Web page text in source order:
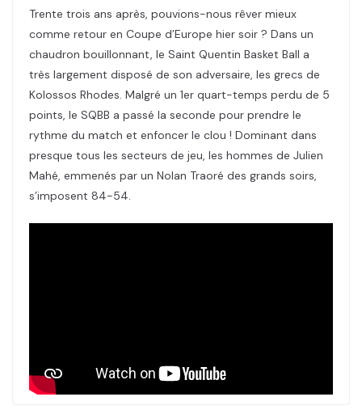
Trente trois ans après, pouvions-nous rêver mieux
comme retour en Coupe d’Europe hier soir ? Dans un
chaudron bouillonnant, le Saint Quentin Basket Ball a
très largement disposé de son adversaire, les grecs de
Kolossos Rhodes. Malgré un 1er quart-temps perdu de 5
points, le SQBB a passé la seconde pour prendre le
rythme du match et enfoncer le clou ! Dominant dans
presque tous les secteurs de jeu, les hommes de Julien
Mahé, emmenés par un Nolan Traoré des grands soirs,
s’imposent 84-54.